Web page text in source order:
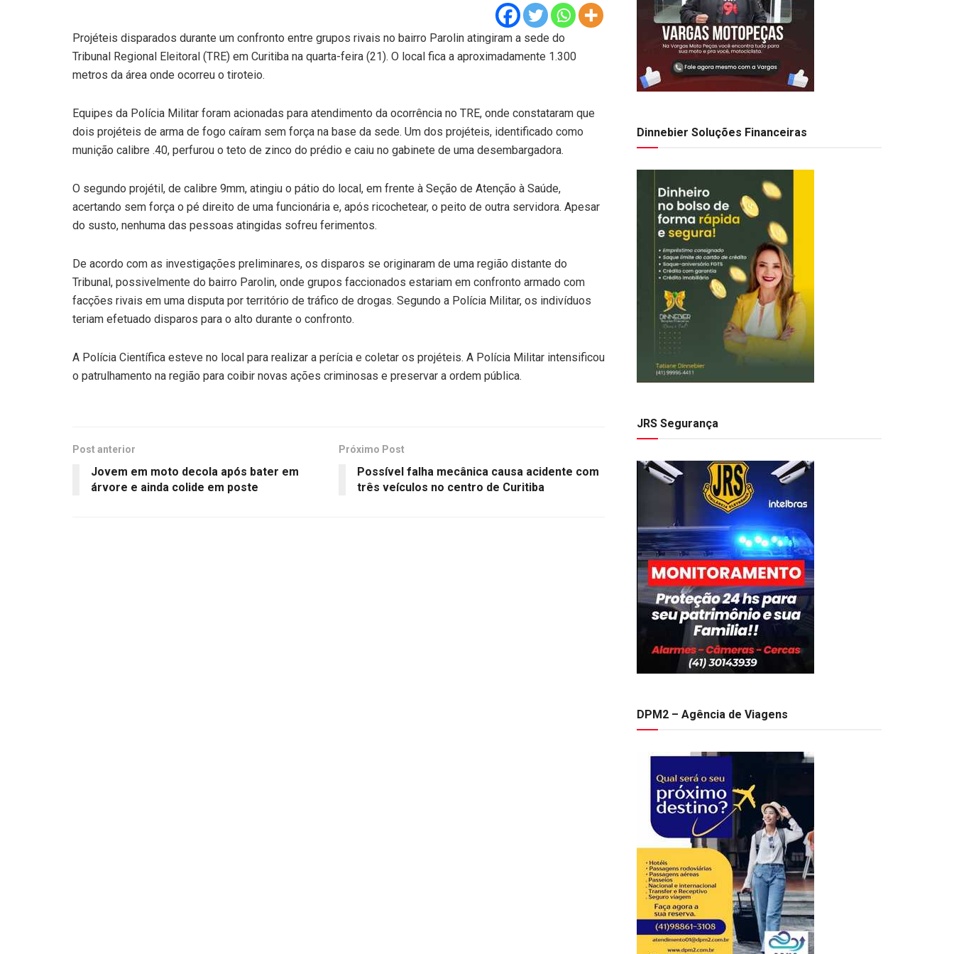
Projéteis disparados durante um confronto entre grupos rivais no bairro Parolin atingiram a sede do
Tribunal Regional Eleitoral (TRE) em Curitiba na quarta-feira (21). O local fica a aproximadamente 1.300
metros da área onde ocorreu o tiroteio.
Equipes da Polícia Militar foram acionadas para atendimento da ocorrência no TRE, onde constataram que
dois projéteis de arma de fogo caíram sem força na base da sede. Um dos projéteis, identificado como
munição calibre .40, perfurou o teto de zinco do prédio e caiu no gabinete de uma desembargadora.
O segundo projétil, de calibre 9mm, atingiu o pátio do local, em frente à Seção de Atenção à Saúde,
acertando sem força o pé direito de uma funcionária e, após ricochetear, o peito de outra servidora. Apesar
do susto, nenhuma das pessoas atingidas sofreu ferimentos.
De acordo com as investigações preliminares, os disparos se originaram de uma região distante do
Tribunal, possivelmente do bairro Parolin, onde grupos faccionados estariam em confronto armado com
facções rivais em uma disputa por território de tráfico de drogas. Segundo a Polícia Militar, os indivíduos
teriam efetuado disparos para o alto durante o confronto.
A Polícia Científica esteve no local para realizar a perícia e coletar os projéteis. A Polícia Militar intensificou
o patrulhamento na região para coibir novas ações criminosas e preservar a ordem pública.
Post anterior
Jovem em moto decola após bater em
árvore e ainda colide em poste
Próximo Post
Possível falha mecânica causa acidente com
três veículos no centro de Curitiba
Dinnebier Soluções Financeiras
JRS Segurança
DPM2 – Agência de Viagens